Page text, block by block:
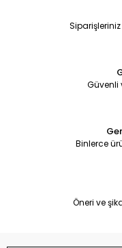
Siparişleriniz
Güvenli
Binlerce
Öneri ve